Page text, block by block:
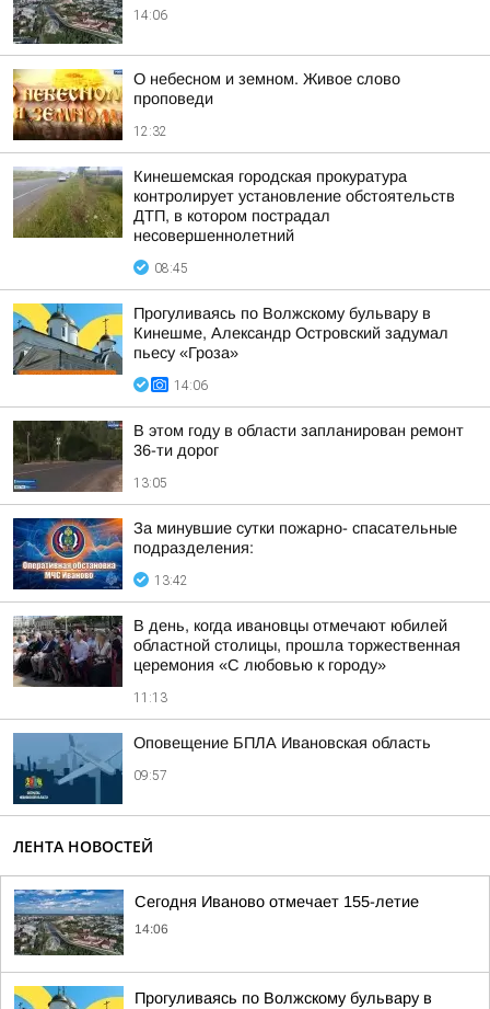
14:06
О небесном и земном. Живое слово
проповеди
12:32
Кинешемская городская прокуратура
контролирует установление обстоятельств
ДТП, в котором пострадал
несовершеннолетний
08:45
Прогуливаясь по Волжскому бульвару в
Кинешме, Александр Островский задумал
пьесу «Гроза»
14:06
В этом году в области запланирован ремонт
36-ти дорог
13:05
За минувшие сутки пожарно- спасательные
подразделения:
13:42
В день, когда ивановцы отмечают юбилей
областной столицы, прошла торжественная
церемония «С любовью к городу»
11:13
Оповещение БПЛА Ивановская область
09:57
ЛЕНТА НОВОСТЕЙ
Сегодня Иваново отмечает 155-летие
14:06
Прогуливаясь по Волжскому бульвару в